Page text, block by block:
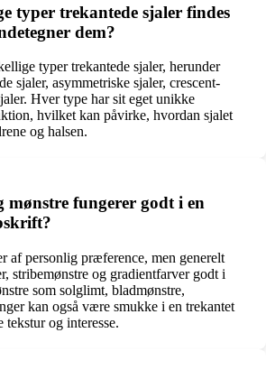
typer trekantede sjaler findes
dem?
typer trekantede sjaler, herunder
sjaler, asymmetriske sjaler, crescent-
Hver type har sit eget unikke
hvilket kan påvirke, hvordan sjalet
og halsen.
fungerer godt i en
af personlig præference, men generelt
stribemønstre og gradientfarver godt i
som solglimt, bladmønstre,
kan også være smukke i en trekantet
og interesse.